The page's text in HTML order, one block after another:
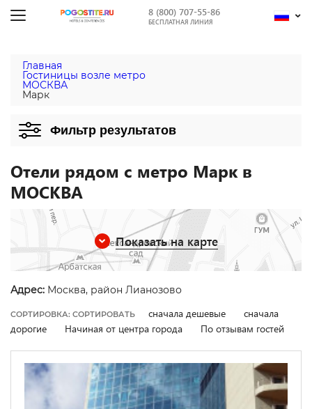
8 (800) 707-55-86
БЕСПЛАТНАЯ ЛИНИЯ
Главная
Гостиницы возле метро
МОСКВА
Марк
Фильтр результатов
Отели рядом с метро Марк в
МОСКВА
Показать на карте
Адрес: Москва, район Лианозово
СОРТИРОВКА: СОРТИРОВАТЬ сначала дешевые
сначала
дорогие
Начиная от центра города По отзывам гостей